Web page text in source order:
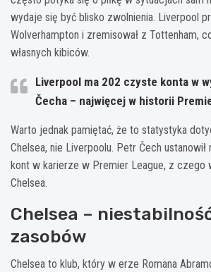
wydaje się być blisko zwolnienia. Liverpool
Wolverhampton i zremisował z Tottenham,
własnych kibiców.
Liverpool ma 202 czyste konta w
Čecha – najwięcej w historii
Warto jednak pamiętać, że to statystyka
Chelsea, nie Liverpoolu. Petr Čech
kont w karierze w Premier League, z czego
Chelsea.
Chelsea –
zasobów
Chelsea to klub, który w erze Romana